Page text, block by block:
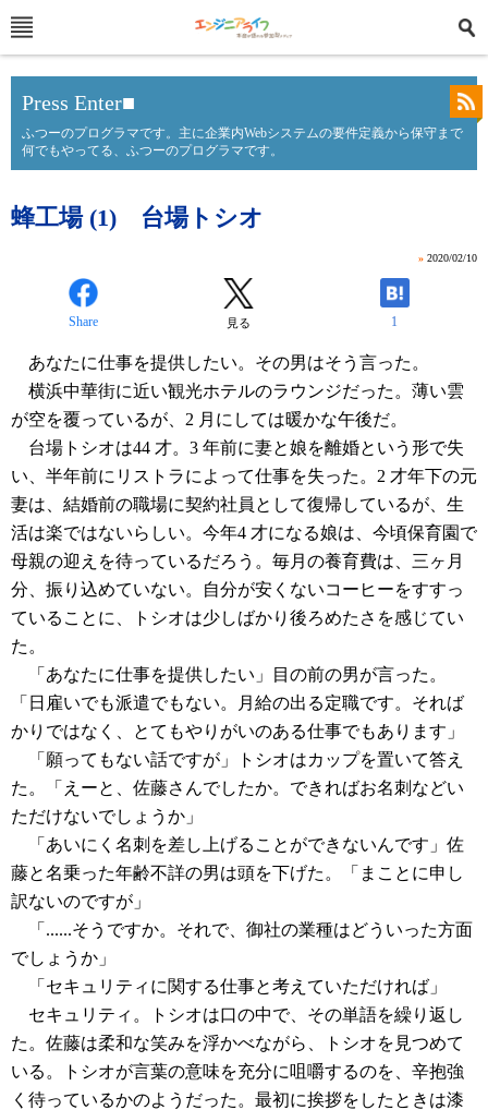
Press Enter■
ふつーのプログラマです。主に企業内Webシステムの要件定義から保守まで
何でもやってる、ふつーのプログラマです。
蜂工場 (1) 台場トシオ
» 2020/02/10
Share 見る 1
あなたに仕事を提供したい。その男はそう言った。
横浜中華街に近い観光ホテルのラウンジだった。薄い雲
が空を覆っているが、2 月にしては暖かな午後だ。
台場トシオは44 才。3 年前に妻と娘を離婚という形で失
い、半年前にリストラによって仕事を失った。2 才年下の元
妻は、結婚前の職場に契約社員として復帰しているが、生
活は楽ではないらしい。今年4 才になる娘は、今頃保育園で
母親の迎えを待っているだろう。毎月の養育費は、三ヶ月
分、振り込めていない。自分が安くないコーヒーをすすっ
ていることに、トシオは少しばかり後ろめたさを感じてい
た。
「あなたに仕事を提供したい」目の前の男が言った。
「日雇いでも派遣でもない。月給の出る定職です。それば
かりではなく、とてもやりがいのある仕事でもあります」
「願ってもない話ですが」トシオはカップを置いて答え
た。「えーと、佐藤さんでしたか。できればお名刺などい
ただけないでしょうか」
「あいにく名刺を差し上げることができないんです」佐
藤と名乗った年齢不詳の男は頭を下げた。「まことに申し
訳ないのですが」
「......そうですか。それで、御社の業種はどういった方面
でしょうか」
「セキュリティに関する仕事と考えていただければ」
セキュリティ。トシオは口の中で、その単語を繰り返し
た。佐藤は柔和な笑みを浮かべながら、トシオを見つめて
いる。トシオが言葉の意味を充分に咀嚼するのを、辛抱強
く待っているかのようだった。最初に挨拶をしたときは漆